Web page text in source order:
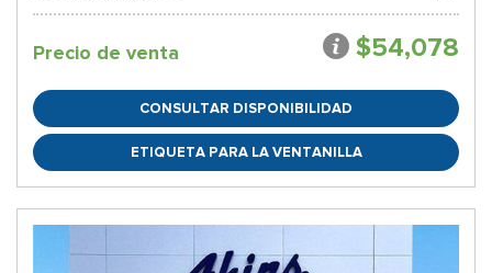
Precio de venta $54,078
CONSULTAR DISPONIBILIDAD
ETIQUETA PARA LA VENTANILLA